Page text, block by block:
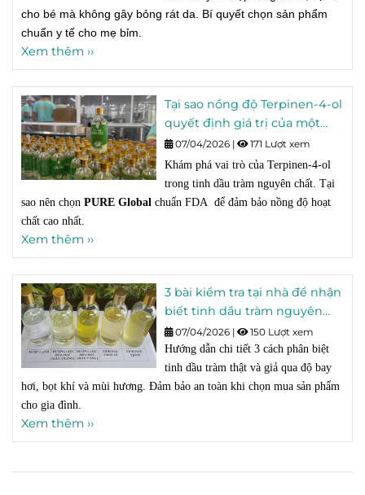
cho bé mà không gây bỏng rát da. Bí quyết chọn sản phẩm
chuẩn y tế cho mẹ bỉm.
Xem thêm ››
Tại sao nồng độ Terpinen-4-ol
quyết định giá trị của một
chai tinh dầu tràm?
07/04/2026 | 171 Lượt xem
Khám phá vai trò của Terpinen-4-ol
trong tinh dầu tràm nguyên chất. Tại
sao nên chọn PURE Global chuẩn FDA để đảm bảo nồng độ hoạt
chất cao nhất.
Xem thêm ››
3 bài kiểm tra tại nhà để nhận
biết tinh dầu tràm nguyên
chất trong 30 giây
07/04/2026 | 150 Lượt xem
Hướng dẫn chi tiết 3 cách phân biệt
tinh dầu tràm thật và giả qua độ bay
hơi, bọt khí và mùi hương. Đảm bảo an toàn khi chọn mua sản phẩm
cho gia đình.
Xem thêm ››